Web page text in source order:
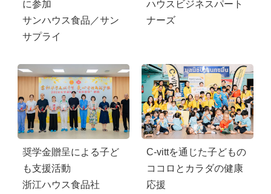
に参加
サンハウス食品／サン
サプライ
ハウスビジネスパート
ナーズ
奨学金贈呈による子ど
も支援活動
浙江ハウス食品社
C-vittを通じた子どもの
ココロとカラダの健康
応援